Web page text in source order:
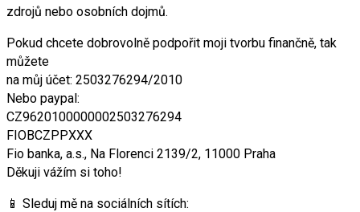
zdrojů nebo osobních dojmů.
Pokud chcete dobrovolně podpořit moji tvorbu finančně, tak
můžete
na můj účet: 2503276294/2010
Nebo paypal:
CZ9620100000002503276294
FIOBCZPPXXX
Fio banka, a.s., Na Florenci 2139/2, 11000 Praha
Děkuji vážím si toho!
📱 Sleduj mě na sociálních sítích: